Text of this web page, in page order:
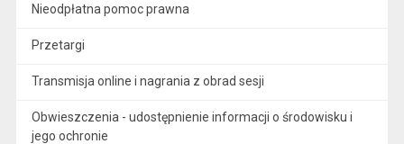
Nieodpłatna pomoc prawna
Przetargi
Transmisja online i nagrania z obrad sesji
Obwieszczenia - udostępnienie informacji o środowisku i
jego ochronie